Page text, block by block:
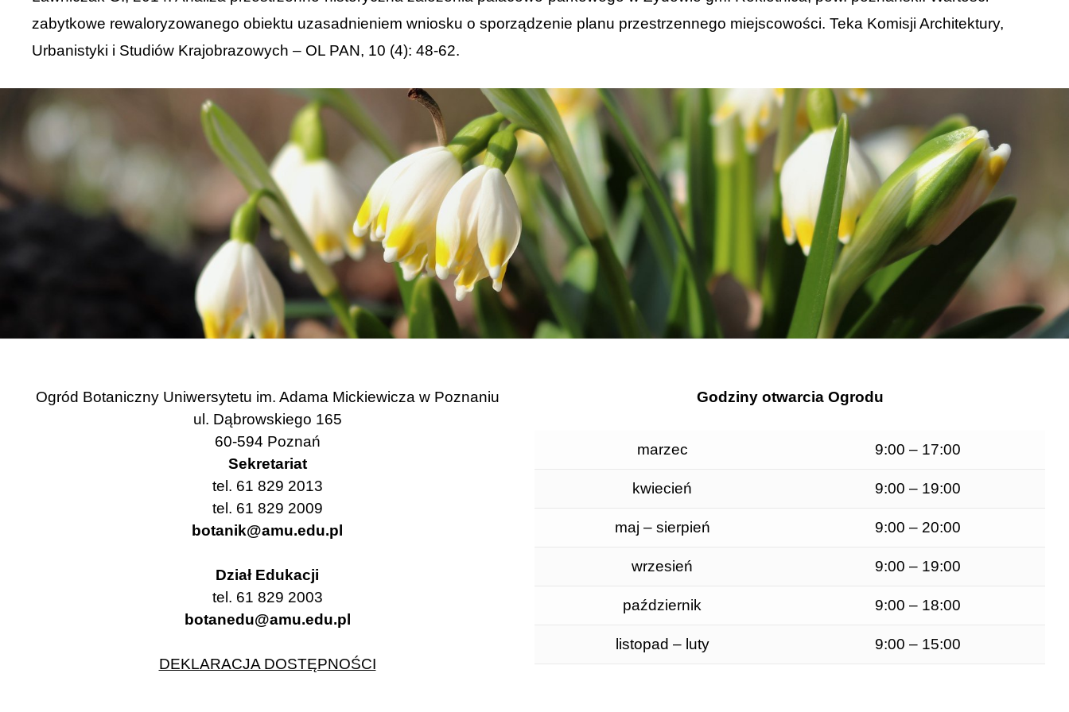
zabytkowe rewaloryzowanego obiektu uzasadnieniem wniosku o sporządzenie planu przestrzennego miejscowości. Teka Komisji Architektury,
Urbanistyki i Studiów Krajobrazowych – OL PAN, 10 (4): 48-62.
Ogród Botaniczny Uniwersytetu im. Adama Mickiewicza w Poznaniu
ul. Dąbrowskiego 165
60-594 Poznań
Sekretariat
tel. 61 829 2013
tel. 61 829 2009
botanik@amu.edu.pl
Dział Edukacji
tel. 61 829 2003
botanedu@amu.edu.pl
DEKLARACJA DOSTĘPNOŚCI
Godziny otwarcia Ogrodu
marzec 9:00 – 17:00
kwiecień 9:00 – 19:00
maj – sierpień 9:00 – 20:00
wrzesień 9:00 – 19:00
październik 9:00 – 18:00
listopad – luty 9:00 – 15:00